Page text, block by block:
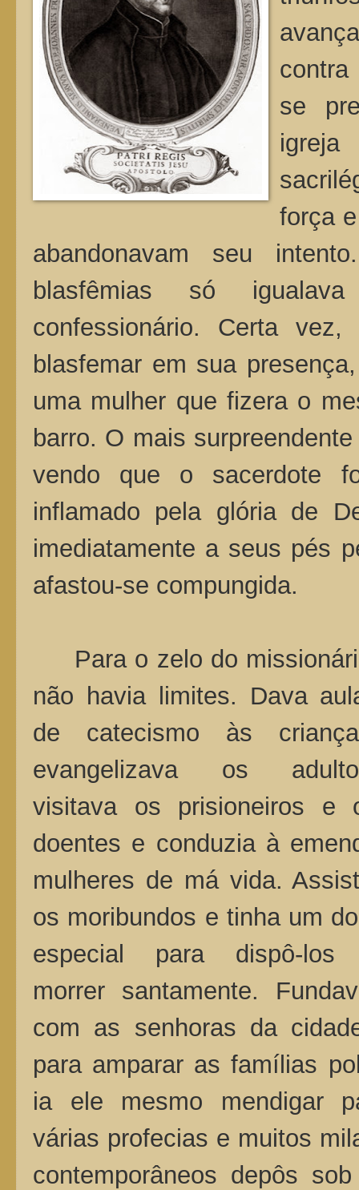
se
força
abandonavam seu
blasfêmias só
confessionário. Certa
blasfemar em sua
uma mulher que fizera o
barro. O mais
vendo que o sacerdote
inflamado pela glória de
imediatamente a seus pés
afastou-se compungida.
Para o zelo do
não havia limites. Dava
de catecismo às
evangelizava os
visitava os prisioneiros e
doentes e conduzia à
mulheres de má vida.
os moribundos e tinha um
especial para dispô-los
morrer santamente.
com as senhoras da
para amparar as famílias
ia ele mesmo mendigar
várias profecias e muitos
contemporâneos depôs